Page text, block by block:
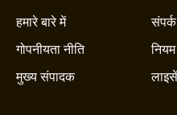
हमारे बारे में
गोपनीयता नीति
मुख्य संपादक